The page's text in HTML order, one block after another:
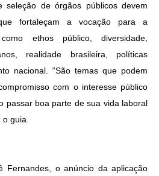
seleção de órgãos públicos devem
fortaleçam a vocação para a
ethos público, diversidade,
realidade brasileira, políticas
nacional. “São temas que podem
com o interesse público
passar boa parte de sua vida laboral
o guia.
Fernandes, o anúncio da aplicação